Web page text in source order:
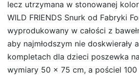
lecz utrzymana w stonowanej
WILD FRIENDS Snurk od Fabryki
wyprodukowany w całości z
aby najmłodszym nie doskwierały
kompletach dla dzieci poszewka
wymiary 50 x 75 cm, a pościel